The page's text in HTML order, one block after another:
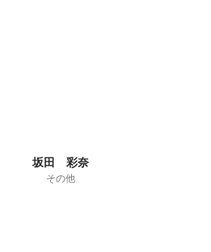
坂田 彩奈
その他